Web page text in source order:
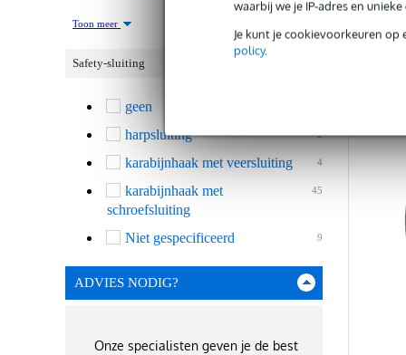
waarbij we je IP-adres en
Je kunt je cookievoorkeuren
policy.
Toon meer
Safety-sluiting
geen
2
harpsluiting
4
karabijnhaak met veersluiting
45
karabijnhaak met
schroefsluiting
9
Niet gespecificeerd
ADVIES NODIG?
Onze specialisten geven je de best